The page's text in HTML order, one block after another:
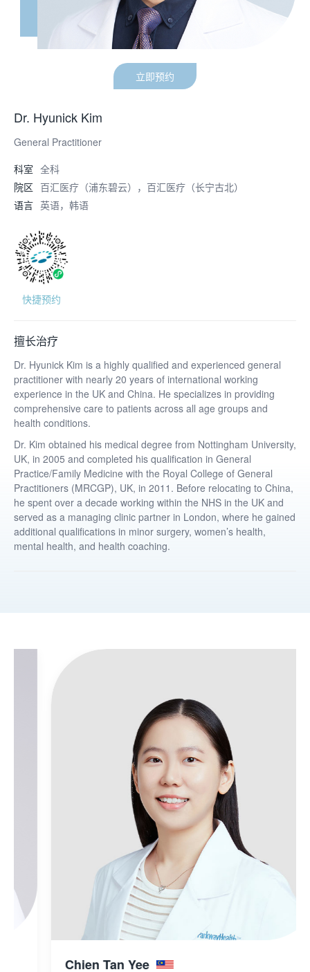
立即预约
Dr. Hyunick Kim
General Practitioner
科室 全科
院区 百汇医疗（浦东碧云），百汇医疗（长宁古北）
语言 英语，韩语
快捷预约
擅长治疗
Dr. Hyunick Kim is a highly qualified and experienced general
practitioner with nearly 20 years of international working
experience in the UK and China. He specializes in providing
comprehensive care to patients across all age groups and
health conditions.
Dr. Kim obtained his medical degree from Nottingham University,
UK, in 2005 and completed his qualification in General
Practice/Family Medicine with the Royal College of General
Practitioners (MRCGP), UK, in 2011. Before relocating to China,
he spent over a decade working within the NHS in the UK and
served as a managing clinic partner in London, where he gained
additional qualifications in minor surgery, women’s health,
mental health, and health coaching.
Chien Tan Yee